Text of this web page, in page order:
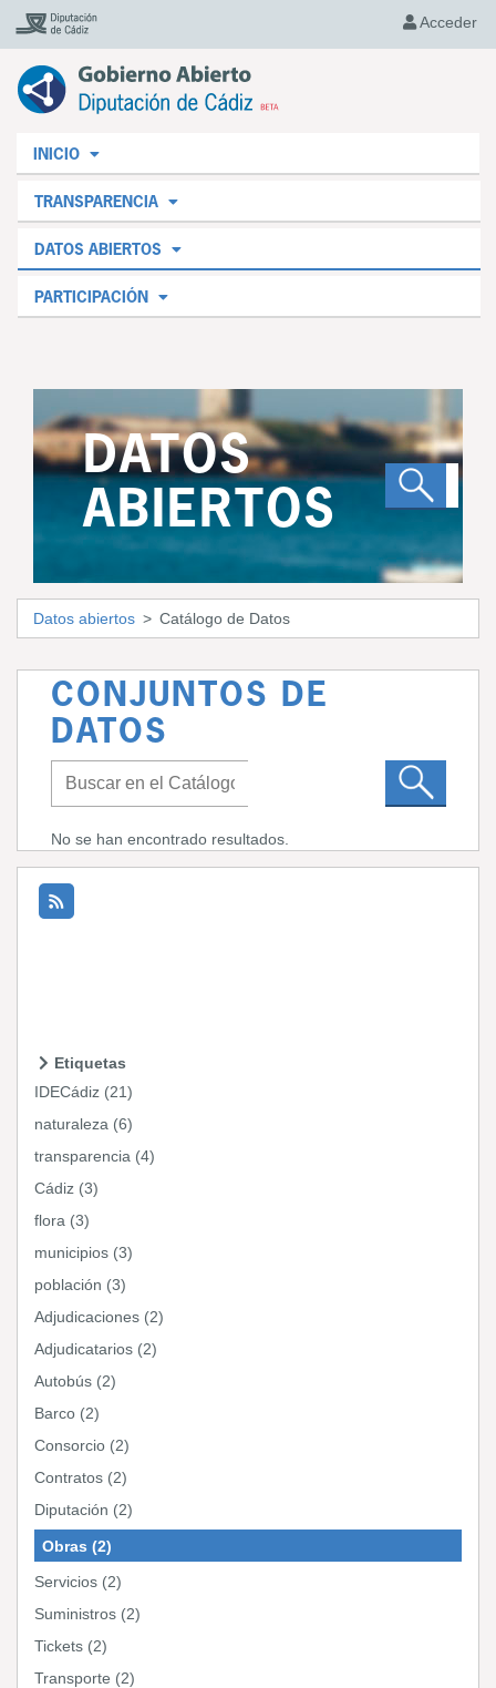
Acceder
INICIO
TRANSPARENCIA
DATOS ABIERTOS
PARTICIPACIÓN
DATOS
ABIERTOS
Datos abiertos Catálogo de Datos
CONJUNTOS DE
DATOS
No se han encontrado resultados.
Etiquetas
IDECádiz (21)
naturaleza (6)
transparencia (4)
Cádiz (3)
flora (3)
municipios (3)
población (3)
Adjudicaciones (2)
Adjudicatarios (2)
Autobús (2)
Barco (2)
Consorcio (2)
Contratos (2)
Diputación (2)
Obras (2)
Servicios (2)
Suministros (2)
Tickets (2)
Transporte (2)